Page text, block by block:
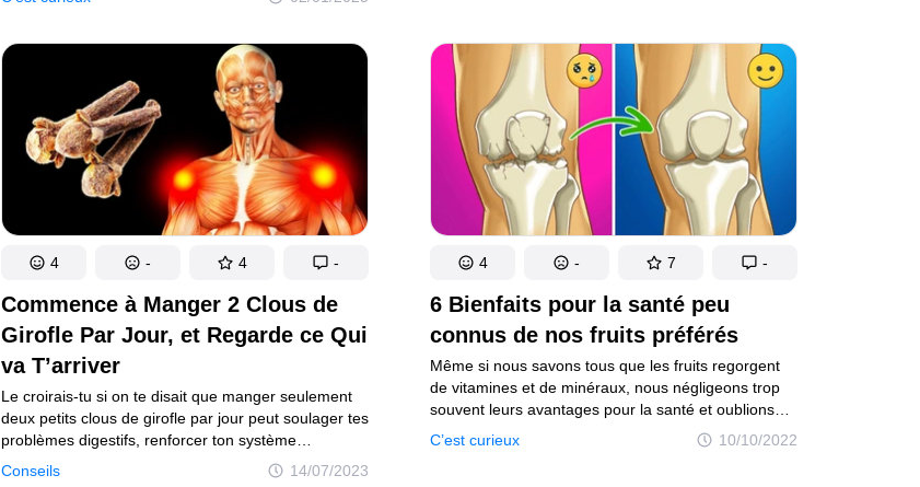
Il suffit d’y prêter attention et de consulter
d’information uniquement et ne doit pas se substituer
à un avis médical. Demandez conseil à votre
médecin au sujet de votre santé.
Commence à Manger 2 Clous de
Girofle Par Jour, et Regarde ce Qui
va T’arriver
Conseils 14/07/2023
Le croirais-tu si on te disait que manger seulement
deux petits clous de girofle par jour peut soulager tes
problèmes digestifs, renforcer ton système
immunitaire et même t’aider à combattre le cancer ?
Waouh ! Et on a plein d’autres choses à te montrer,
4 - 4 -
6 Bienfaits pour la santé peu
connus de nos fruits préférés
C’est curieux 10/10/2022
Même si nous savons tous que les fruits regorgent
de vitamines et de minéraux, nous négligeons trop
souvent leurs avantages pour la santé et oublions
de les inclure dans notre alimentation. Chaque
portion supplémentaire de fruits consommée par jour
4 - 7 -